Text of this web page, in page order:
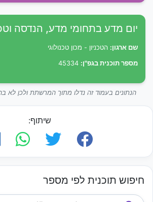
יום מדע בתחומי מדע, הנדסה
שם ארגון: הטכניון - מכון טכנולוגי
מספר תוכנית בגפ"ן:
הנתונים בעמוד זה נדלו מתוך המרשתת ולכן לא
שיתוף:
חיפוש תוכנית לפי מספר